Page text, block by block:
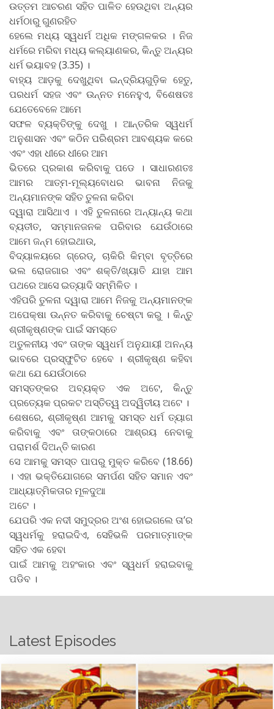
ଉତ୍ତମ ଆଚରଣ ସହିତ ପାଳିତ ହେଉଥିବା ଅନ୍ୟର
ଧର୍ମଠାରୁ ଗୁଣରହିତ
ହେଲେ ମଧ୍ୟ ସ୍ୱଧର୍ମ ଅଧିକ ମଙ୍ଗଳକର । ନିଜ
ଧର୍ମରେ ମରିବା ମଧ୍ୟ କଲ୍ୟାଣକର, କିନ୍ତୁ ଅନ୍ୟର
ଧର୍ମ ଭୟାବହ (3.35) ।
ବାହ୍ୟ ଆଡ଼କୁ ଦେଖୁଥିବା ଇନ୍ଦ୍ରିୟଗୁଡ଼ିକ ହେତୁ,
ପରଧର୍ମ ସହଜ ଏବଂ ଉନ୍ନତ ମନେହୁଏ, ବିଶେଷତଃ
ଯେତେବେଳେ ଆମେ
ସଫଳ ବ୍ୟକ୍ତିଙ୍କୁ ଦେଖୁ । ଆନ୍ତରିକ ସ୍ୱଧର୍ମ
ଅନୁଶାସନ ଏବଂ କଠିନ ପରିଶ୍ରମ ଆବଶ୍ୟକ କରେ
ଏବଂ ଏହା ଧୀରେ ଧୀରେ ଆମ
ଭିତରେ ପ୍ରକାଶ କରିବାକୁ ପଡେ । ସାଧାରଣତଃ
ଆମର ଆତ୍ମ-ମୂଲ୍ୟବୋଧର ଭାବନା ନିଜକୁ
ଅନ୍ୟମାନଙ୍କ ସହିତ ତୁଳନା କରିବା
ଦ୍ୱାରା ଆସିଥାଏ । ଏହି ତୁଳନାରେ ଅନ୍ୟାନ୍ୟ କଥା
ବ୍ୟତୀତ, ସମ୍ମାନଜନକ ପରିବାର ଯେଉଁଠାରେ
ଆମେ ଜନ୍ମ ହୋଇଥାଉ,
ବିଦ୍ୟାଳୟରେ ଗ୍ରେଡ୍‌, ଚାକିରି କିମ୍ବା ବୃତ୍ତିରେ
ଭଲ ରୋଜଗାର ଏବଂ ଶକ୍ତି/ଖ୍ୟାତି ଯାହା ଆମ
ପଥରେ ଆସେ ଇତ୍ୟାଦି ସମ୍ମିଳିତ ।
ଏହିପରି ତୁଳନା ଦ୍ୱାରା ଆମେ ନିଜକୁ ଅନ୍ୟମାନଙ୍କ
ଅପେକ୍ଷା ଉନ୍ନତ କରିବାକୁ ଚେଷ୍ଟା କରୁ । କିନ୍ତୁ
ଶ୍ରୀକୃଷ୍ଣଙ୍କ ପାଇଁ ସମସ୍ତେ
ଅତୁଳନୀୟ ଏବଂ ତାଙ୍କ ସ୍ୱଧର୍ମ ଅନୁଯାୟୀ ଅନନ୍ୟ
ଭାବରେ ପ୍ରସ୍ଫୁଟିତ ହେବେ । ଶ୍ରୀକୃଷ୍ଣ କହିବା
କଥା ଯେ ଯେଉଁଠାରେ
ସମସ୍ତଙ୍କର ଅବ୍ୟକ୍ତ ଏକ ଅଟେ, କିନ୍ତୁ
ପ୍ରତ୍ୟେକ ପ୍ରକଟ ଅସ୍ତିତ୍ୱ ଅଦ୍ୱିତୀୟ ଅଟେ ।
ଶେଷରେ, ଶ୍ରୀକୃଷ୍ଣ ଆମକୁ ସମସ୍ତ ଧର୍ମ ତ୍ୟାଗ
କରିବାକୁ ଏବଂ ତାଙ୍କଠାରେ ଆଶ୍ରୟ ନେବାକୁ
ପରାମର୍ଶ ଦିଅନ୍ତି କାରଣ
ସେ ଆମକୁ ସମସ୍ତ ପାପରୁ ମୁକ୍ତ କରିବେ (18.66)
। ଏହା ଭକ୍ତିଯୋଗରେ ସମର୍ପଣ ସହିତ ସମାନ ଏବଂ
ଆଧ୍ୟାତ୍ମିକତାର ମୂଳଦୁଆ
ଅଟେ ।
ଯେପରି ଏକ ନଦୀ ସମୁଦ୍ରର ଅଂଶ ହୋଇଗଲେ ତା’ର
ସ୍ୱଧର୍ମକୁ ହରାଇଦିଏ, ସେହିଭଳି ପରମାତ୍ମାଙ୍କ
ସହିତ ଏକ ହେବା
ପାଇଁ ଆମକୁ ଅହଂକାର ଏବଂ ସ୍ୱଧର୍ମ ହରାଇବାକୁ
ପଡିବ ।
Latest Episodes